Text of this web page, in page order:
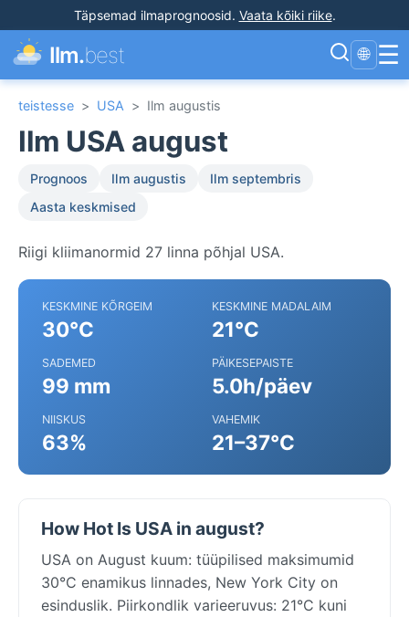
Täpsemad ilmaprognoosid. Vaata kõiki riike.
Ilm.best 🌐 ☰
teistesse > USA > Ilm augustis
Ilm USA august
Prognoos Ilm augustis
Ilm septembris
Aasta keskmised
Riigi kliimanormid 27 linna põhjal USA.
KESKMINE KÕRGEIM
30°C
KESKMINE MADALAIM
21°C
SADEMED
99 mm
PÄIKESEPAISTE
5.0h/päev
NIISKUS
63%
VAHEMIK
21–37°C
How Hot Is USA in august?
USA on August kuum: tüüpilised maksimumid
30°C enamikus linnades, New York City on
esinduslik. Piirkondlik varieeruvus: 21°C kuni